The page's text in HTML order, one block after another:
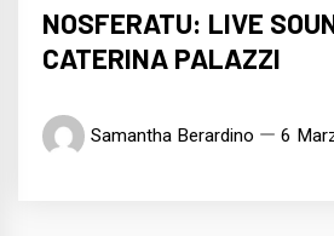
NOSFERATU: LIVE
CATERINA PALAZZI
Samantha Berardino 6